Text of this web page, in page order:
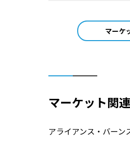
マーケ
マーケット関連
アライアンス・バーン